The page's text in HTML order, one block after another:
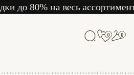
весь ассортимент • скидки до
0 0